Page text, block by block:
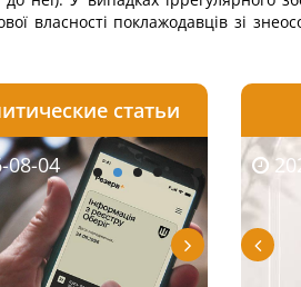
власності поклажодавців зі
2026-08-
статьи
08-04 2026-
08-05
2026-07-30